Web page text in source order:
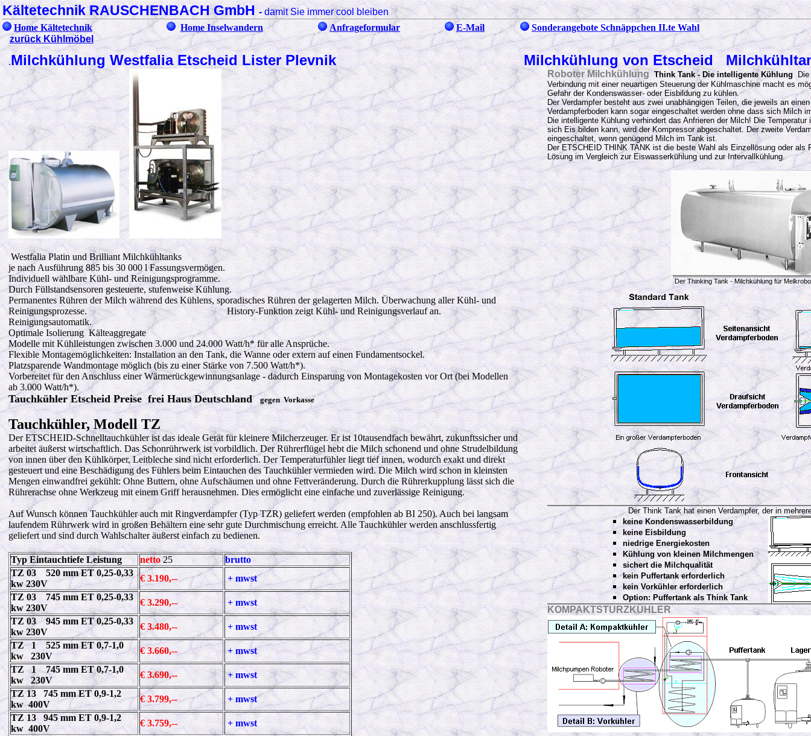
Kältetechnik RAUSCHENBACH GmbH-damit Sie immer cool bleiben
Home Kältetechnik
Home Inselwandern Anfrageformular E-Mail
Sonderangebote Schnäppchen II.te Wahl
zurück Kühlmöbel
.Milchkühlung Westfalia Etscheid Lister Plevnik
Westfalia Platin und Brilliant Milchkühltanks
je nach Ausführung 885 bis 30 000 l Fassungsvermögen.
Individuell wählbare Kühl- und Reinigungsprogramme.
Durch Füllstandsensoren gesteuerte, stufenweise Kühlung.
Permanentes Rühren der Milch während des Kühlens, sporadisches Rühren der gelagerten Milch. Überwachung aller Kühl- und
Reinigungsprozesse. History-Funktion zeigt Kühl- und Reinigungsverlauf an.
Reinigungsautomatik.
Optimale Isolierung Kälteaggregate
Modelle mit Kühlleistungen zwischen 3.000 und 24.000 Watt/h* für alle Ansprüche.
Flexible Montagemöglichkeiten: Installation an den Tank, die Wanne oder extern auf einen Fundamentsockel.
Platzsparende Wandmontage möglich (bis zu einer Stärke von 7.500 Watt/h*).
Vorbereitet für den Anschluss einer Wärmerückgewinnungsanlage - dadurch Einsparung von Montagekosten vor Ort (bei Modellen
ab 3.000 Watt/h*).
Tauchkühler Etscheid Preise frei Haus Deutschlandgegen Vorkasse
Tauchkühler, Modell TZ
Der ETSCHEID-Schnelltauchkühler ist das ideale Gerät für kleinere Milcherzeuger. Er ist 10tausendfach bewährt, zukunftssicher und
arbeitet äußerst wirtschaftlich. Das Schonrührwerk ist vorbildlich. Der Rührerflügel hebt die Milch schonend und ohne Strudelbildung
von innen über den Kühlkörper, Leitbleche sind nicht erforderlich. Der Temperaturfühler liegt tief innen, wodurch exakt und direkt
gesteuert und eine Beschädigung des Fühlers beim Eintauchen des Tauchkühler vermieden wird. Die Milch wird schon in kleinsten
Mengen einwandfrei gekühlt: Ohne Buttern, ohne Aufschäumen und ohne Fettveränderung. Durch die Rührerkupplung lässt sich die
Rührerachse ohne Werkzeug mit einem Griff herausnehmen. Dies ermöglicht eine einfache und zuverlässige Reinigung.
Auf Wunsch können Tauchkühler auch mit Ringverdampfer (Typ TZR) geliefert werden (empfohlen ab BI 250). Auch bei langsam
laufendem Rührwerk wird in großen Behältern eine sehr gute Durchmischung erreicht. Alle Tauchkühler werden anschlussfertig
geliefert und sind durch Wahlschalter äußerst einfach zu bedienen.
Typ Eintauchtiefe Leistung netto25
brutto
TZ 03 520 mm ET 0,25-0,33
kw 230V
€ 3.190,--
+ mwst
TZ 03 745 mm ET 0,25-0,33
kw 230V
€ 3.290,--
+ mwst
TZ 03 945 mm ET 0,25-0,33
kw 230V
€ 3.480,--
+ mwst
TZ 1 525 mm ET 0,7-1,0
kw 230V
€ 3.660,--
+ mwst
TZ 1 745 mm ET 0,7-1,0
kw 230V
€ 3.690,--
+ mwst
TZ 13 745 mm ET 0,9-1,2
kw 400V
€ 3.799,--
+ mwst
TZ 13 945 mm ET 0,9-1,2
kw 400V
€ 3.759,--
+ mwst
Milchkühlung von Etscheid
Roboter Milchkühlung Think Tank - Die intelligente Kühlung Die
Verbindung mit einer neuartigen Steuerung der Kühlmaschine macht es
Gefahr der Kondenswasser- oder Eisbildung zu kühlen.
Der Verdampfer besteht aus zwei unabhängigen Teilen, die jeweils an
Verdampferboden kann sogar eingeschaltet werden ohne dass sich Milch
Die intelligente Kühlung verhindert das Anfrieren der Milch! Die
sich Eis bilden kann, wird der Kompressor abgeschaltet. Der zweite
eingeschaltet, wenn genügend Milch im Tank ist.
Der ETSCHEID THINK TANK ist die beste Wahl als Einzellösung oder
Lösung im Vergleich zur Eiswasserkühlung und zur Intervallkühlung.
Der Thinking Tank - Milchkühlung für
Der Think Tank hat einen Verdampfer, der in
keine Kondenswasserbildung
keine Eisbildung
niedrige Energiekosten
Kühlung von kleinen Milchmengen
sichert die Milchqualität
kein Puffertank erforderlich
kein Vorkühler erforderlich
Option: Puffertank als Think Tank
KOMPAKTSTURZKÜHLER